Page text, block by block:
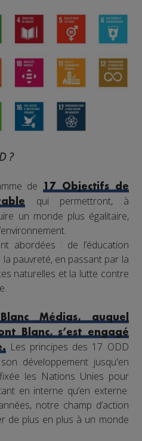
?
de17 Objectifs de
qui permettront, à
un monde plus égalitaire,
abordées : de l’éducation
pauvreté, en passant par la
naturelles et la lutte contre
Médias, auquel
Blanc, s’est engagé
Les principes des 17 ODD
développement jusqu'en
les Nations Unies pour
en interne qu’en externe.
notre champ d’action
de plus en plus à un monde